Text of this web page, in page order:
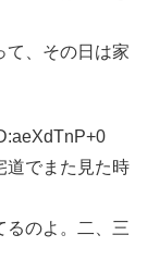
て、その日は家
道でまた見た時
るのよ。二、三